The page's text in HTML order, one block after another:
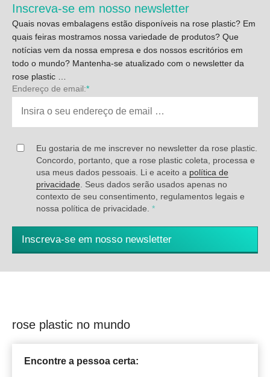
Inscreva-se em nosso newsletter
Quais novas embalagens estão disponíveis na rose plastic? Em
quais feiras mostramos nossa variedade de produtos? Que
notícias vem da nossa empresa e dos nossos escritórios em
todo o mundo? Mantenha-se atualizado com o newsletter da
rose plastic …
Endereço de email:*
Eu gostaria de me inscrever no newsletter da rose plastic.
Concordo, portanto, que a rose plastic coleta, processa e
usa meus dados pessoais. Li e aceito a política de
privacidade . Seus dados serão usados apenas no
contexto de seu consentimento, regulamentos legais e
nossa política de privacidade. *
Inscreva-se em nosso newsletter
rose plastic no mundo
Encontre a pessoa certa: